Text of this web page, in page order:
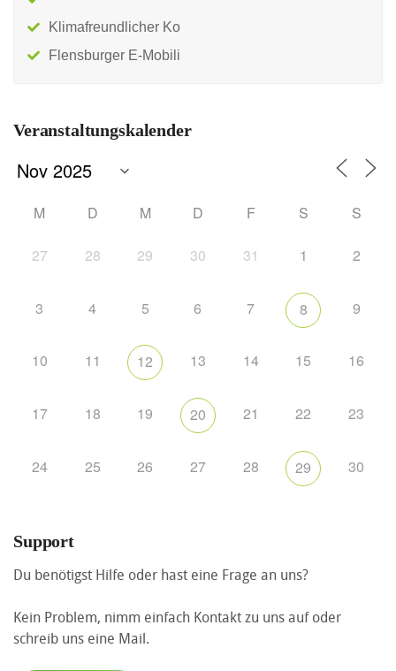
Klimafreundlicher Ko
Flensburger E-Mobili
Veranstaltungskalender
M D M D F S S
27 28 29 30 31 1 2
3 4 5 6 7 8 9
10 11 12 13 14 15 16
17 18 19 20 21 22 23
24 25 26 27 28 29 30
Support
Du benötigst Hilfe oder hast eine Frage an uns?
Kein Problem, nimm einfach Kontakt zu uns auf oder
schreib uns eine Mail.